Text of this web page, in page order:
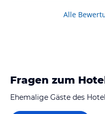
Alle
Fragen zum
Ehemalige Gäste des